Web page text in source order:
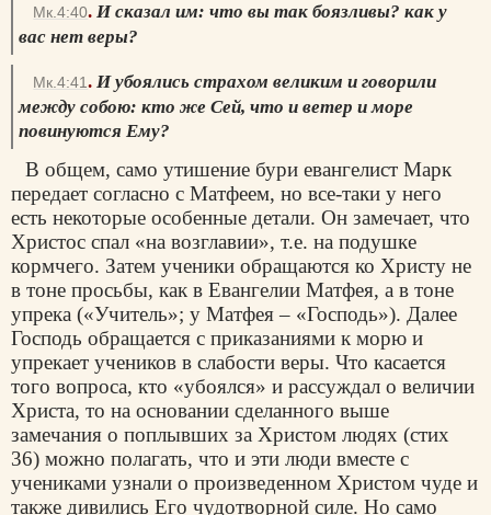
Мк.4:40. И сказал им: что вы так боязливы? как у
вас нет веры?
Мк.4:41. И убоялись страхом великим и говорили
между собою: кто же Сей, что и ветер и море
повинуются Ему?
В общем, само утишение бури евангелист Марк
передает согласно с Матфеем, но все-таки у него
есть некоторые особенные детали. Он замечает, что
Христос спал «на возглавии», т.е. на подушке
кормчего. Затем ученики обращаются ко Христу не
в тоне просьбы, как в Евангелии Матфея, а в тоне
упрека («Учитель»; у Матфея – «Господь»). Далее
Господь обращается с приказаниями к морю и
упрекает учеников в слабости веры. Что касается
того вопроса, кто «убоялся» и рассуждал о величии
Христа, то на основании сделанного выше
замечания о поплывших за Христом людях (стих
36) можно полагать, что и эти люди вместе с
учениками узнали о произведенном Христом чуде и
также дивились Его чудотворной силе. Но само